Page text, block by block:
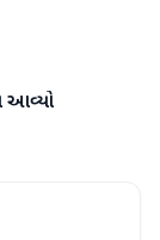
આવ્યો